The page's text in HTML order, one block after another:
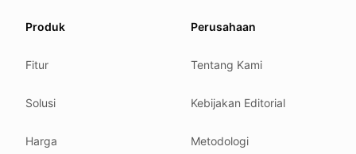
We update this page when our platform or the law
Related reading
Produk
Fitur
Solusi
Harga
Perusahaan
Tentang Kami
Kebijakan Editorial
Metodologi